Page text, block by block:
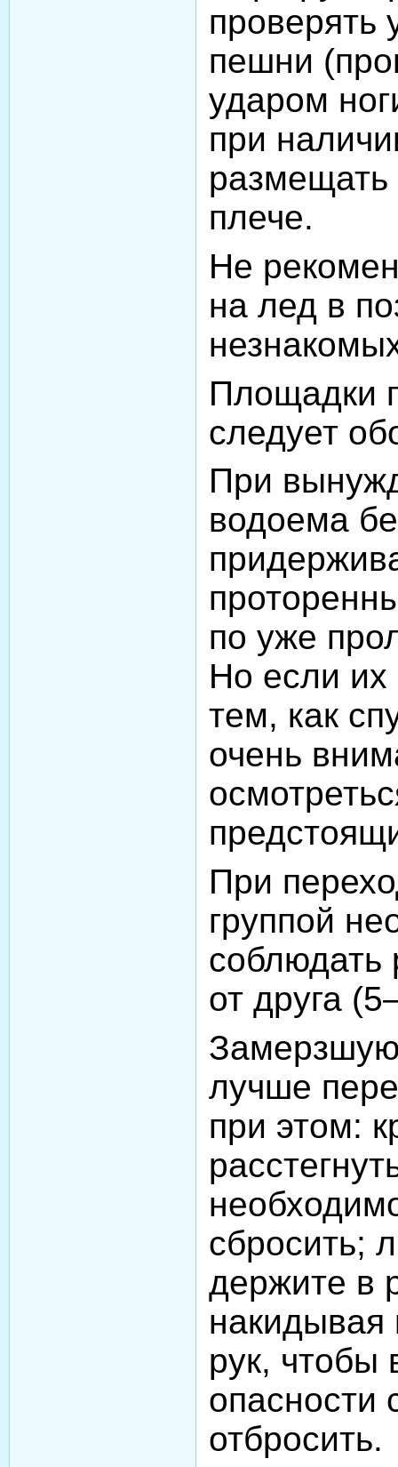
проверять
пешни
ударом
при
размещать
плече.
Не
на лед в
Площадки
следует
При
водоема
по уже
Но если их
тем, как
очень
При
группой
соблюдать
от друга
лучше
при этом:
сбросить;
держите в
накидывая
рук, чтобы
опасности
отбросить.